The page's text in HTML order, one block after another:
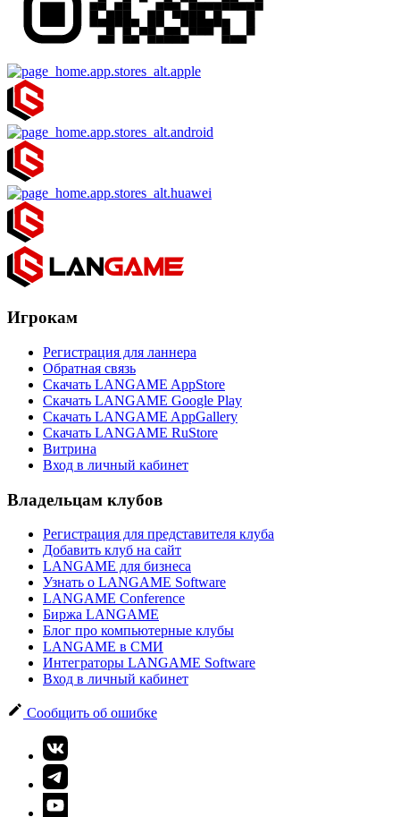
Игрокам
Регистрация для ланнера
Обратная связь
Скачать LANGAME AppStore
Скачать LANGAME Google Play
Скачать LANGAME AppGallery
Скачать LANGAME RuStore
Витрина
Вход в личный кабинет
Владельцам клубов
Регистрация для представителя клуба
Добавить клуб на сайт
LANGAME для бизнеса
Узнать о LANGAME Software
LANGAME Conference
Биржа LANGAME
Блог про компьютерные клубы
LANGAME в СМИ
Интеграторы LANGAME Software
Вход в личный кабинет
Сообщить об ошибке